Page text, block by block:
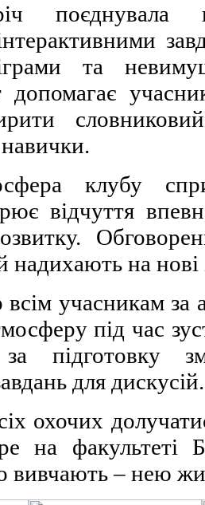
поєднувала
та
клубу
відчуття
надихають на нові
учасникам за
під час
підготовку
для дискусій.
охочих
на факультеті
вивчають – нею